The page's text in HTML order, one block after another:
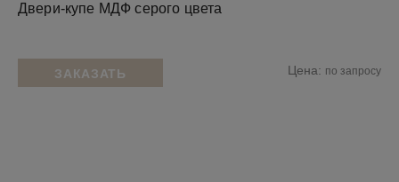
Двери-купе МДФ серого цвета
ЗАКАЗАТЬ Цена: по запросу